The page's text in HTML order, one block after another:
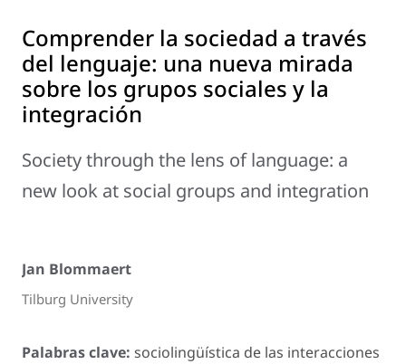
Comprender la sociedad a través
del lenguaje: una nueva mirada
sobre los grupos sociales y la
integración
Society through the lens of language: a
new look at social groups and integration
Jan Blommaert
Tilburg University
Palabras clave: sociolingüística de las interacciones